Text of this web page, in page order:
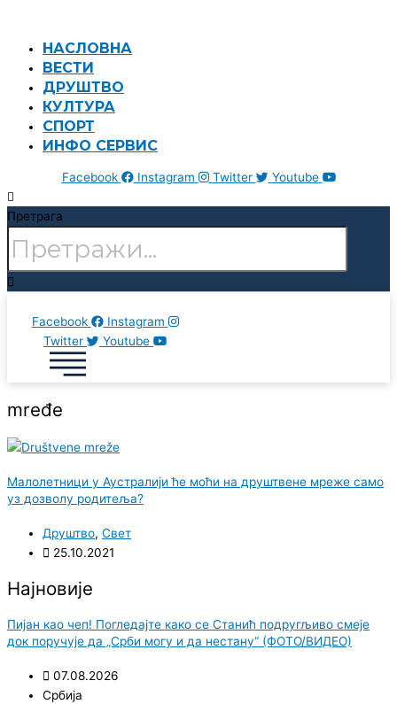
садржајНАСЛОВНА
ВЕСТИ
ДРУШТВО
КУЛТУРА
СПОРТ
ИНФО СЕРВИС
Facebook Instagram Twitter Youtube
Претрага
Facebook
Instagram
Twitter
Youtube
mređe
Малолетници у Аустралији ће моћи на друштвене мреже само
уз дозволу родитеља?
Друштво, Свет
25.10.2021
Најновије
Пијан као чеп! Погледајте како се Станић подругљиво смеје
док поручује да „Срби могу и да нестану“ (ФОТО/ВИДЕО)
07.08.2026
Србија